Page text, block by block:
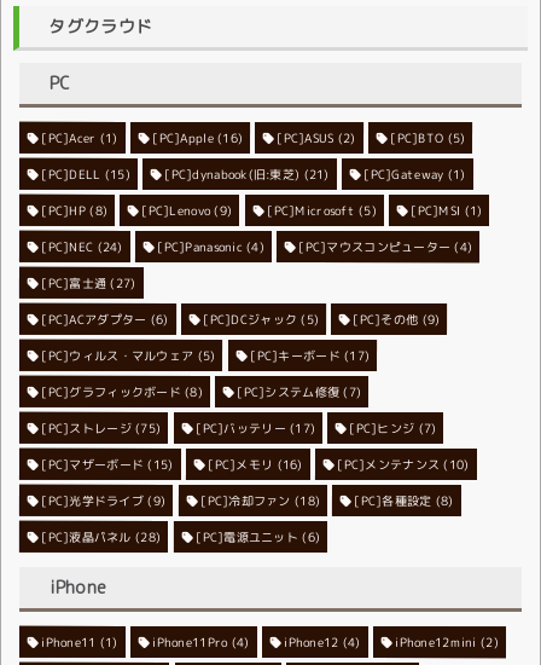
タグクラウド
PC
[PC]Acer (1) [PC]Apple(16) [PC]ASUS (2) [PC]BTO (5)
[PC]DELL (15) [PC]dynabook(旧:東芝) (21) [PC]Gateway (1)
[PC]HP(8) [PC]Lenovo(9) [PC]Microsoft (5) [PC]MSI (1)
[PC]NEC (24) [PC]Panasonic (4) [PC]マウスコンピューター (4)
[PC]富士通 (27)
[PC]ACアダプター (6) [PC]DCジャック (5) [PC]その他 (9)
[PC]ウィルス・マルウェア (5) [PC]キーボード (17)
[PC]グラフィックボード (8) [PC]システム修復 (7)
[PC]ストレージ(75) [PC]バッテリー (17) [PC]ヒンジ (7)
[PC]マザーボード (15) [PC]メモリ (16) [PC]メンテナンス (10)
[PC]光学ドライブ (9) [PC]冷却ファン (18) [PC]各種設定 (8)
[PC]液晶パネル (28) [PC]電源ユニット (6)
iPhone
iPhone11 (1) iPhone11Pro(4) iPhone12 (4) iPhone12mini (2)